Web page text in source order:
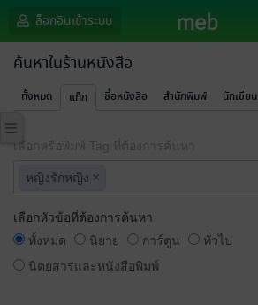
ล็อกอินเข้าระบบ
ค้นหาในร้านหนังสือ
ทั้งหมด แท็ก ชื่อหนังสือ สำนักพิมพ์ นักเขียน
เลือกหรือพิมพ์ Tag ที่ต้องการค้นหา
หญิงรักหญิง ×
เลือกหัวข้อที่ต้องการค้นหา
ทั้งหมด
นิยาย การ์ตูน
ทั่วไป
นิตยสารและหนังสือพิมพ์